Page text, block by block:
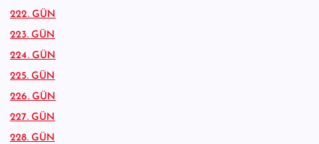
222. GÜN
223. GÜN
224. GÜN
225. GÜN
226. GÜN
227. GÜN
228. GÜN